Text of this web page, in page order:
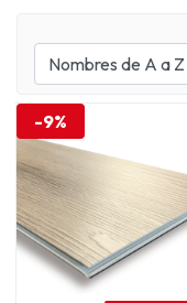
-9%